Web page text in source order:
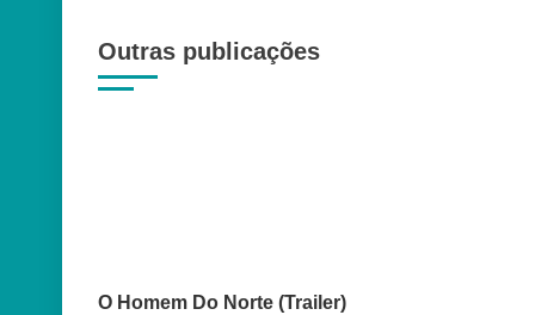
artigos
Outras publicações
O Homem Do Norte (Trailer)